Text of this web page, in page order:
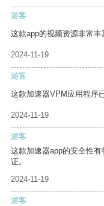
游客
这款app的视频资源非常丰
2024-11-19
游客
这款加速器VPM应用程序
2024-11-19
游客
这款加速器app的安全性
证。
2024-11-19
游客